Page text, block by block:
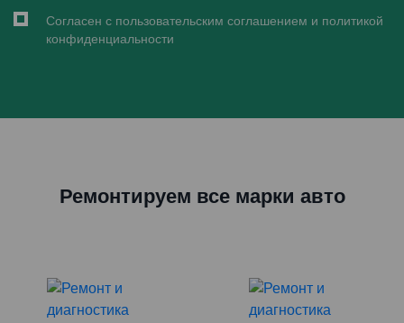
Согласен с пользовательским соглашением и политикой
конфиденциальности
Ремонтируем все марки авто